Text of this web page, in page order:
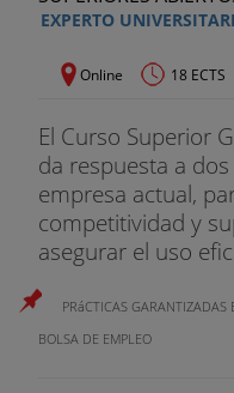
EXPERTO
Online 18 ECTS
El Curso Superior
da respuesta a
empresa actual,
competitividad y
asegurar el uso
PRáCTICAS GARANTIZADAS
BOLSA DE EMPLEO